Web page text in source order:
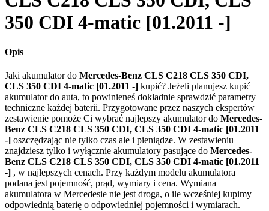
350 CDI 4-matic [01.2011 -]
Opis
Jaki akumulator do Mercedes-Benz CLS C218 CLS 350 CDI,
CLS 350 CDI 4-matic [01.2011 -] kupić? Jeżeli planujesz kupić
akumulator do auta, to powinieneś dokładnie sprawdzić parametry
techniczne każdej baterii. Przygotowane przez naszych ekspertów
zestawienie pomoże Ci wybrać najlepszy akumulator do Mercedes-
Benz CLS C218 CLS 350 CDI, CLS 350 CDI 4-matic [01.2011
-] oszczędzając nie tylko czas ale i pieniądze. W zestawieniu
znajdziesz tylko i wyłącznie akumulatory pasujące do Mercedes-
Benz CLS C218 CLS 350 CDI, CLS 350 CDI 4-matic [01.2011
-] , w najlepszych cenach. Przy każdym modelu akumulatora
podana jest pojemność, prąd, wymiary i cena. Wymiana
akumulatora w Mercedesie nie jest droga, o ile wcześniej kupimy
odpowiednią baterię o odpowiedniej pojemności i wymiarach.